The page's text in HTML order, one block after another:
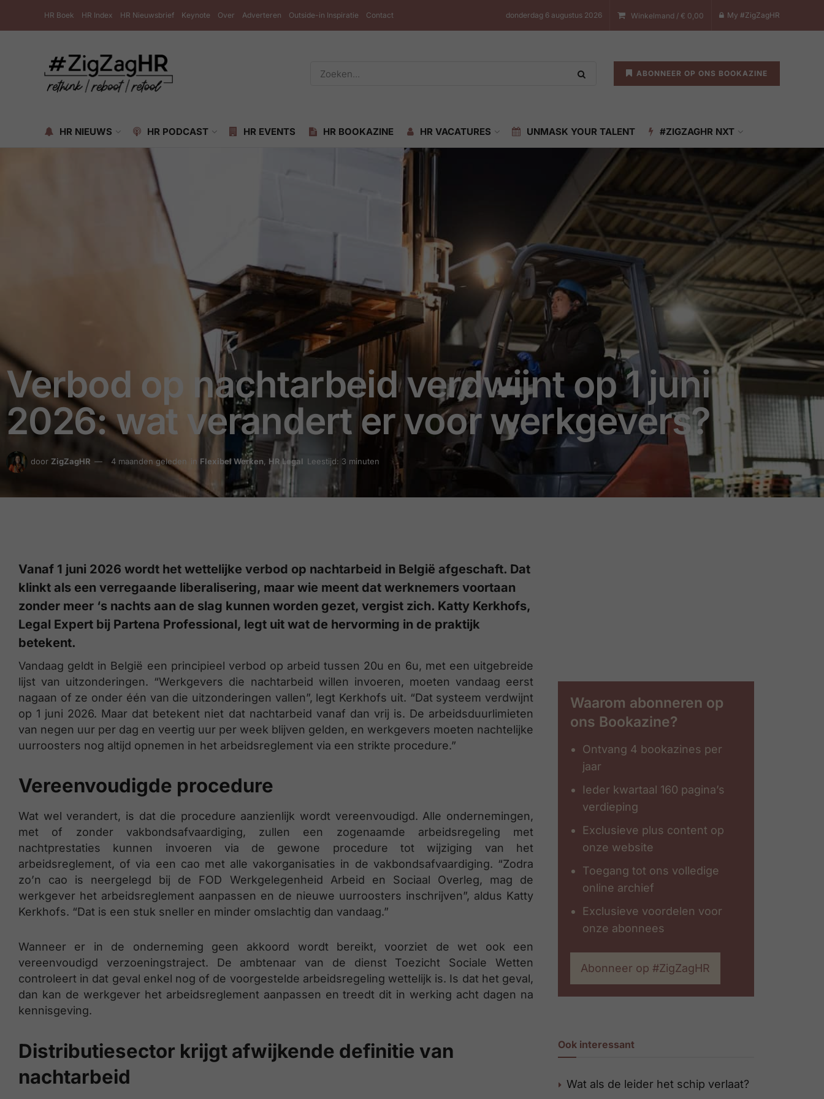
HR Boek HR Index HR Nieuwsbrief Keynote Over Adverteren Outside-in Inspiratie Contact donderdag 6 augustus 2026 Winkelmand / € 0,00 My #ZigZagHR
ABONNEER OP ONS BOOKAZINE
HR NIEUWS HR PODCAST HR EVENTS HR BOOKAZINE HR VACATURES UNMASK YOUR TALENT #ZIGZAGHR NXT
Verbod op nachtarbeid verdwijnt op 1 juni
2026: wat verandert er voor werkgevers?
door ZigZagHR 4 maanden geleden in Flexibel Werken HR Legal Leestijd: 3 minuten
Vanaf 1 juni 2026 wordt het wettelijke verbod op nachtarbeid in België afgeschaft. Dat
klinkt als een verregaande liberalisering, maar wie meent dat werknemers voortaan
zonder meer ‘s nachts aan de slag kunnen worden gezet, vergist zich. Katty Kerkhofs,
Legal Expert bij Partena Professional, legt uit wat de hervorming in de praktijk
betekent.
Vandaag geldt in België een principieel verbod op arbeid tussen 20u en 6u, met een uitgebreide
lijst van uitzonderingen. “Werkgevers die nachtarbeid willen invoeren, moeten vandaag eerst
nagaan of ze onder één van die uitzonderingen vallen”, legt Kerkhofs uit. “Dat systeem verdwijnt
op 1 juni 2026. Maar dat betekent niet dat nachtarbeid vanaf dan vrij is. De arbeidsduurlimieten
van negen uur per dag en veertig uur per week blijven gelden, en werkgevers moeten nachtelijke
uurroosters nog altijd opnemen in het arbeidsreglement via een strikte procedure.”
Vereenvoudigde procedure
Wat wel verandert, is dat die procedure aanzienlijk wordt vereenvoudigd. Alle ondernemingen,
met of zonder vakbondsafvaardiging, zullen een zogenaamde arbeidsregeling met
nachtprestaties kunnen invoeren via de gewone procedure tot wijziging van het
arbeidsreglement, of via een cao met alle vakorganisaties in de vakbondsafvaardiging. “Zodra
zo’n cao is neergelegd bij de FOD Werkgelegenheid Arbeid en Sociaal Overleg, mag de
werkgever het arbeidsreglement aanpassen en de nieuwe uurroosters inschrijven”, aldus Katty
Kerkhofs. “Dat is een stuk sneller en minder omslachtig dan vandaag.”
Wanneer er in de onderneming geen akkoord wordt bereikt, voorziet de wet ook een
vereenvoudigd verzoeningstraject. De ambtenaar van de dienst Toezicht Sociale Wetten
controleert in dat geval enkel nog of de voorgestelde arbeidsregeling wettelijk is. Is dat het geval,
dan kan de werkgever het arbeidsreglement aanpassen en treedt dit in werking acht dagen na
kennisgeving.
Distributiesector krijgt afwijkende definitie van
nachtarbeid
Waarom abonneren op
ons Bookazine?
Ontvang 4 bookazines per
jaar
Ieder kwartaal 160 pagina’s
verdieping
Exclusieve plus content op
onze website
Toegang tot ons volledige
online archief
Exclusieve voordelen voor
onze abonnees
Abonneer op #ZigZagHR
Ook interessant
Wat als de leider het schip verlaat?